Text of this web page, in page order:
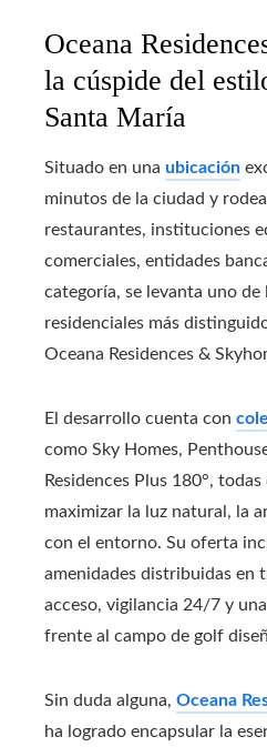
Oceana
la cúspide del
Santa María
Situado en una ubicación
minutos de la ciudad y
restaurantes, instituciones
comerciales, entidades
categoría, se levanta uno de
residenciales más
Oceana Residences &
El desarrollo cuenta con
como Sky Homes,
Residences Plus 180°,
maximizar la luz natural, la
con el entorno. Su oferta
amenidades distribuidas en
acceso, vigilancia 24/7 y
frente al campo de golf
Sin duda alguna, Oceana
ha logrado encapsular la